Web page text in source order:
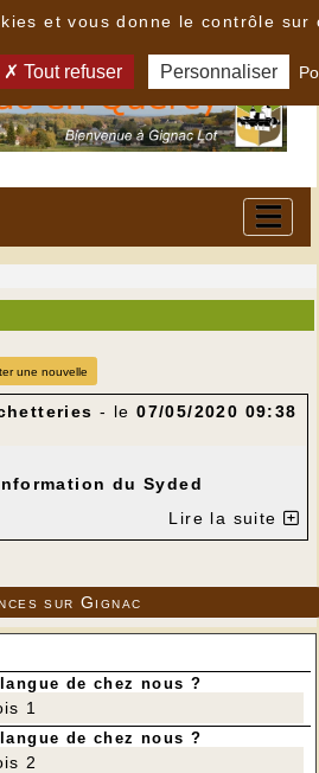
une nouvelle
- le07/05/2020 09:38
du Syded
Lire la suite
sur Gignac
de chez nous ?
1
de chez nous ?
2
et vous donne le contrôle sur
Tout refuser Personnaliser